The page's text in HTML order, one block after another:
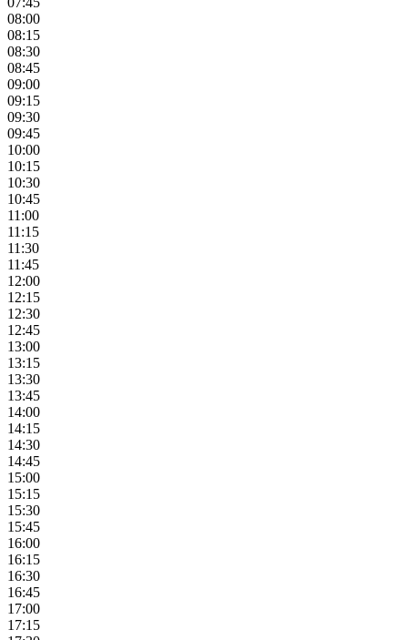
08:00
08:15
08:30
08:45
09:00
09:15
09:30
09:45
10:00
10:15
10:30
10:45
11:00
11:15
11:30
11:45
12:00
12:15
12:30
12:45
13:00
13:15
13:30
13:45
14:00
14:15
14:30
14:45
15:00
15:15
15:30
15:45
16:00
16:15
16:30
16:45
17:00
17:15